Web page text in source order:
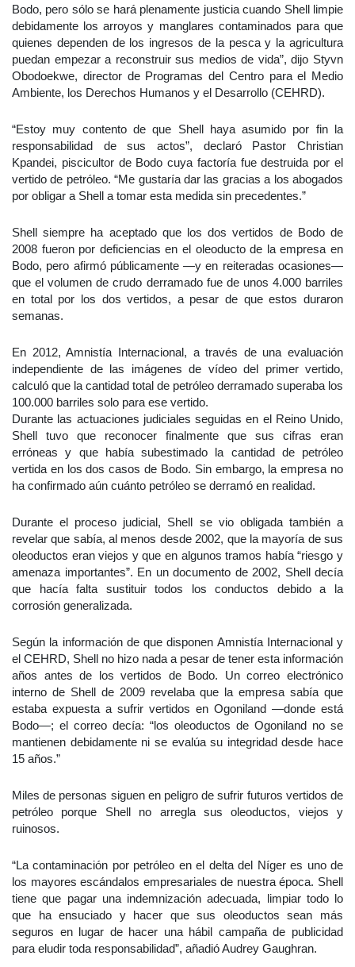
Bodo, pero sólo se hará plenamente justicia cuando Shell limpie
debidamente los arroyos y manglares contaminados para que
quienes dependen de los ingresos de la pesca y la agricultura
puedan empezar a reconstruir sus medios de vida”, dijo Styvn
Obodoekwe, director de Programas del Centro para el Medio
Ambiente, los Derechos Humanos y el Desarrollo (CEHRD).
“Estoy muy contento de que Shell haya asumido por fin la
responsabilidad de sus actos”, declaró Pastor Christian
Kpandei, piscicultor de Bodo cuya factoría fue destruida por el
vertido de petróleo. “Me gustaría dar las gracias a los abogados
por obligar a Shell a tomar esta medida sin precedentes.”
Shell siempre ha aceptado que los dos vertidos de Bodo de
2008 fueron por deficiencias en el oleoducto de la empresa en
Bodo, pero afirmó públicamente —y en reiteradas ocasiones—
que el volumen de crudo derramado fue de unos 4.000 barriles
en total por los dos vertidos, a pesar de que estos duraron
semanas.
En 2012, Amnistía Internacional, a través de una evaluación
independiente de las imágenes de vídeo del primer vertido,
calculó que la cantidad total de petróleo derramado superaba los
100.000 barriles solo para ese vertido.
Durante las actuaciones judiciales seguidas en el Reino Unido,
Shell tuvo que reconocer finalmente que sus cifras eran
erróneas y que había subestimado la cantidad de petróleo
vertida en los dos casos de Bodo. Sin embargo, la empresa no
ha confirmado aún cuánto petróleo se derramó en realidad.
Durante el proceso judicial, Shell se vio obligada también a
revelar que sabía, al menos desde 2002, que la mayoría de sus
oleoductos eran viejos y que en algunos tramos había “riesgo y
amenaza importantes”. En un documento de 2002, Shell decía
que hacía falta sustituir todos los conductos debido a la
corrosión generalizada.
Según la información de que disponen Amnistía Internacional y
el CEHRD, Shell no hizo nada a pesar de tener esta información
años antes de los vertidos de Bodo. Un correo electrónico
interno de Shell de 2009 revelaba que la empresa sabía que
estaba expuesta a sufrir vertidos en Ogoniland —donde está
Bodo—; el correo decía: “los oleoductos de Ogoniland no se
mantienen debidamente ni se evalúa su integridad desde hace
15 años.”
Miles de personas siguen en peligro de sufrir futuros vertidos de
petróleo porque Shell no arregla sus oleoductos, viejos y
ruinosos.
“La contaminación por petróleo en el delta del Níger es uno de
los mayores escándalos empresariales de nuestra época. Shell
tiene que pagar una indemnización adecuada, limpiar todo lo
que ha ensuciado y hacer que sus oleoductos sean más
seguros en lugar de hacer una hábil campaña de publicidad
para eludir toda responsabilidad”, añadió Audrey Gaughran.